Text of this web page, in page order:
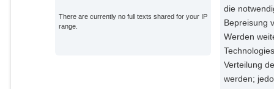
Impact Research;
There are currently no full texts shared for your IP
range.
die
Bepreisung
Werden
Verteilung
werden;